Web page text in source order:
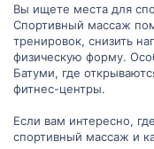
Вы ищете места для
Спортивный массаж
тренировок, снизить
физическую форму.
Батуми, где
фитнес-центры.
Если вам интересно,
спортивный массаж и